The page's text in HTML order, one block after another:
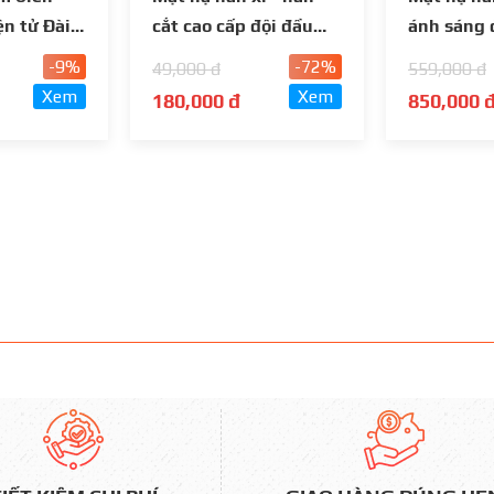
tử Đài
-9%
Xem
cắt cao cấp đội đầu
49,000 đ
180,000 đ
-72%
Xem
ánh sáng
559,000 đ
850,000